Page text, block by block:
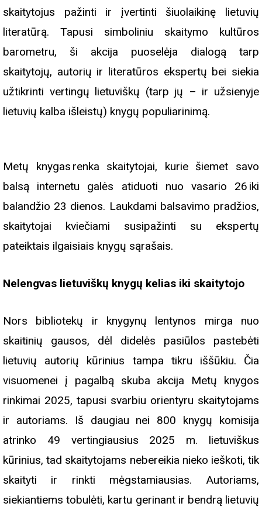
skaitytojus pažinti ir įvertinti šiuolaikinę lietuvių
literatūrą. Tapusi simboliniu skaitymo kultūros
barometru, ši akcija puoselėja dialogą tarp
skaitytojų, autorių ir literatūros ekspertų bei siekia
užtikrinti vertingų lietuviškų (tarp jų – ir užsienyje
lietuvių kalba išleistų) knygų populiarinimą.
Metų knygas renka skaitytojai, kurie šiemet savo
balsą internetu galės atiduoti nuo vasario 26 iki
balandžio 23 dienos. Laukdami balsavimo pradžios,
skaitytojai kviečiami susipažinti su ekspertų
pateiktais ilgaisiais knygų sąrašais.
Nelengvas lietuviškų knygų kelias iki skaitytojo
Nors bibliotekų ir knygynų lentynos mirga nuo
skaitinių gausos, dėl didelės pasiūlos pastebėti
lietuvių autorių kūrinius tampa tikru iššūkiu. Čia
visuomenei į pagalbą skuba akcija Metų knygos
rinkimai 2025, tapusi svarbiu orientyru skaitytojams
ir autoriams. Iš daugiau nei 800 knygų komisija
atrinko 49 vertingiausius 2025 m. lietuviškus
kūrinius, tad skaitytojams nebereikia nieko ieškoti, tik
skaityti ir rinkti mėgstamiausias. Autoriams,
siekiantiems tobulėti, kartu gerinant ir bendrą lietuvių